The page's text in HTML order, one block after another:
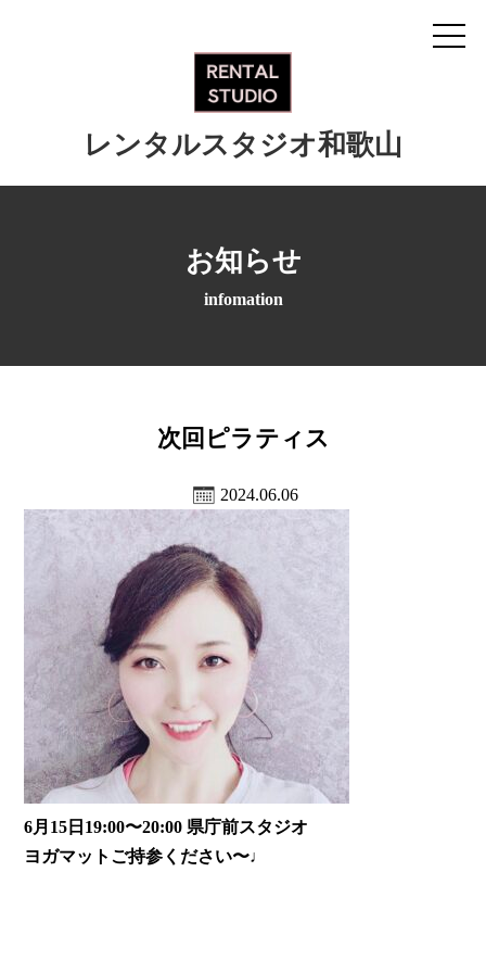
レンタルスタジオ和歌山
お知らせ
infomation
次回ピラティス
2024.06.06
6月15日19:00〜20:00 県庁前スタジオ
ヨガマットご持参ください〜♩